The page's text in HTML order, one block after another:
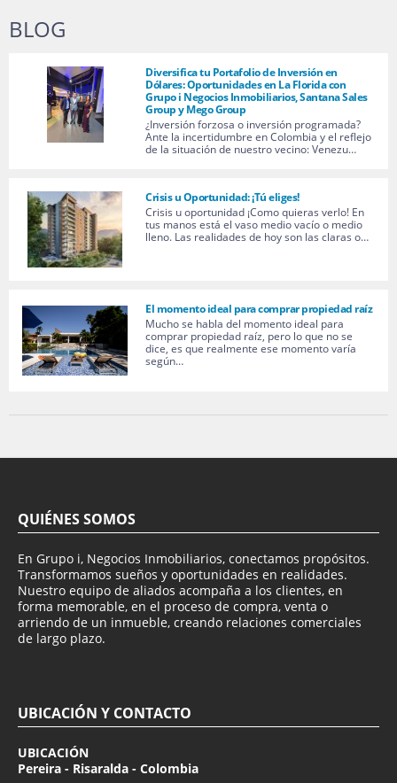
BLOG
Diversifica tu Portafolio de Inversión en
Dólares: Oportunidades en La Florida con
Grupo i Negocios Inmobiliarios, Santana Sales
Group y Mego Group
¿Inversión forzosa o inversión programada?
Ante la incertidumbre en Colombia y el reflejo
de la situación de nuestro vecino: Venezu…
Crisis u Oportunidad: ¡Tú eliges!
Crisis u oportunidad ¡Como quieras verlo! En
tus manos está el vaso medio vacío o medio
lleno. Las realidades de hoy son las claras o…
El momento ideal para comprar propiedad raíz
Mucho se habla del momento ideal para
comprar propiedad raíz, pero lo que no se
dice, es que realmente ese momento varía
según…
QUIÉNES SOMOS
En Grupo i, Negocios Inmobiliarios, conectamos propósitos.
Transformamos sueños y oportunidades en realidades.
Nuestro equipo de aliados acompaña a los clientes, en
forma memorable, en el proceso de compra, venta o
arriendo de un inmueble, creando relaciones comerciales
de largo plazo.
UBICACIÓN Y CONTACTO
UBICACIÓN
Pereira - Risaralda - Colombia